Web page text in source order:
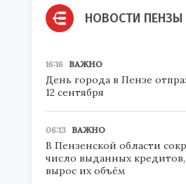
НОВОСТИ ПЕНЗЫ
16:16 ВАЖНО
День города в Пензе
12 сентября
06:13 ВАЖНО
В Пензенской области
число выданных
вырос их объём